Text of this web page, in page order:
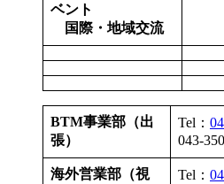
ベント
国際・地域交流
BTM事業部（出
張）
Tel：
043-
海外営業部（視
Tel：